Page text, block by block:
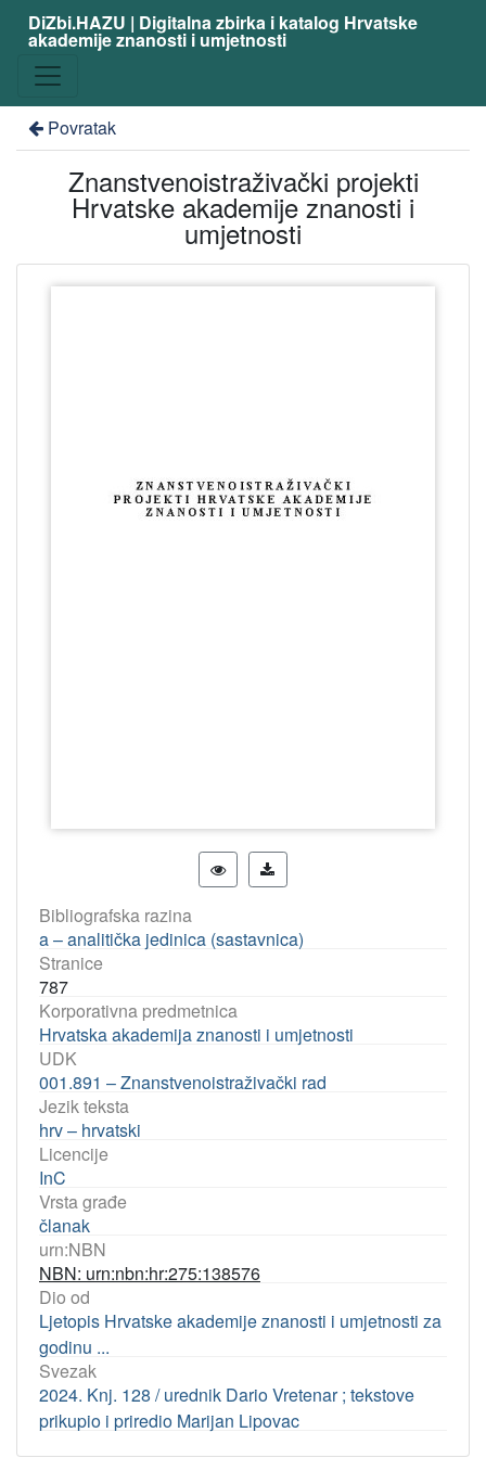
DiZbi.HAZU | Digitalna zbirka i katalog Hrvatske
akademije znanosti i umjetnosti
Povratak
Znanstvenoistraživački projekti
Hrvatske akademije znanosti i
umjetnosti
Bibliografska razina
a – analitička jedinica (sastavnica)
Stranice
787
Korporativna predmetnica
Hrvatska akademija znanosti i umjetnosti
UDK
001.891 – Znanstvenoistraživački rad
Jezik teksta
hrv – hrvatski
Licencije
InC
Vrsta građe
članak
urn:NBN
NBN: urn:nbn:hr:275:138576
Dio od
Ljetopis Hrvatske akademije znanosti i umjetnosti za
godinu ...
Svezak
2024. Knj. 128 / urednik Dario Vretenar ; tekstove
prikupio i priredio Marijan Lipovac